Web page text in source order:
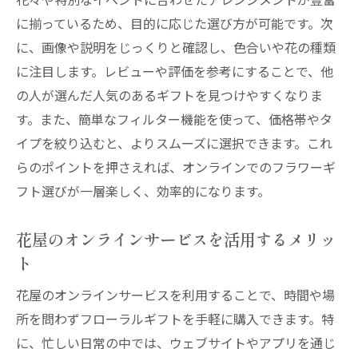
に揃っているため、目的に応じた選び方が可能です。次
に、画像や説明をじっくりと確認し、色合いや花の種類
に注目します。レビューや評価を参考にすることで、他
の人が選んだ人気のあるギフトを見つけやすくなりま
す。また、簡単なフィルター機能を使って、価格帯やタ
イプを絞り込むと、よりスムーズに選択できます。これ
らのポイントを押さえれば、オンラインでのフラワーギ
フト選びが一層楽しく、効率的になります。
花屋のオンラインサービスを活用するメリッ
ト
花屋のオンラインサービスを利用することで、時間や場
所を問わずフローラルギフトを手軽に購入できます。特
に、忙しい日常の中では、ウェブサイトやアプリを通じ